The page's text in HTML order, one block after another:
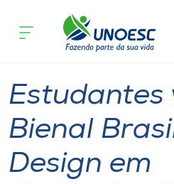
Cursos
Pesquisa
Atendimento ao Estudante
acontece
Estudantes
Bienal
Design em